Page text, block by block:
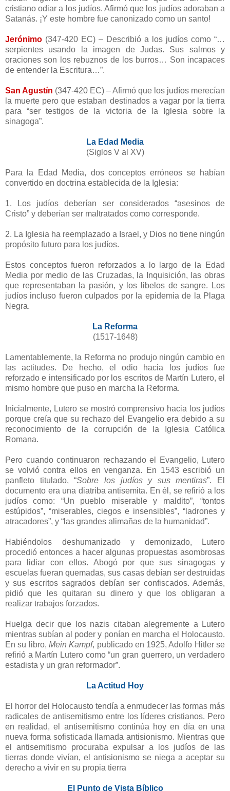
cristiano odiar a los judíos. Afirmó que los judíos adoraban a
Satanás. ¡Y este hombre fue canonizado como un santo!
Jerónimo (347-420 EC) – Describió a los judíos como “…
serpientes usando la imagen de Judas. Sus salmos y
oraciones son los rebuznos de los burros… Son incapaces
de entender la Escritura…”.
San Agustín (347-420 EC) – Afirmó que los judíos merecían
la muerte pero que estaban destinados a vagar por la tierra
para “ser testigos de la victoria de la Iglesia sobre la
sinagoga”.
La Edad Media
(Siglos V al XV)
Para la Edad Media, dos conceptos erróneos se habían
convertido en doctrina establecida de la Iglesia:
1. Los judíos deberían ser considerados “asesinos de
Cristo” y deberían ser maltratados como corresponde.
2. La Iglesia ha reemplazado a Israel, y Dios no tiene ningún
propósito futuro para los judíos.
Estos conceptos fueron reforzados a lo largo de la Edad
Media por medio de las Cruzadas, la Inquisición, las obras
que representaban la pasión, y los libelos de sangre. Los
judíos incluso fueron culpados por la epidemia de la Plaga
Negra.
La Reforma
(1517-1648)
Lamentablemente, la Reforma no produjo ningún cambio en
las actitudes. De hecho, el odio hacia los judíos fue
reforzado e intensificado por los escritos de Martín Lutero, el
mismo hombre que puso en marcha la Reforma.
Inicialmente, Lutero se mostró comprensivo hacia los judíos
porque creía que su rechazo del Evangelio era debido a su
reconocimiento de la corrupción de la Iglesia Católica
Romana.
Pero cuando continuaron rechazando el Evangelio, Lutero
se volvió contra ellos en venganza. En 1543 escribió un
panfleto titulado, “Sobre los judíos y sus mentiras”. El
documento era una diatriba antisemita. En él, se refirió a los
judíos como: “Un pueblo miserable y maldito”, “tontos
estúpidos”, “miserables, ciegos e insensibles”, “ladrones y
atracadores”, y “las grandes alimañas de la humanidad”.
Habiéndolos deshumanizado y demonizado, Lutero
procedió entonces a hacer algunas propuestas asombrosas
para lidiar con ellos. Abogó por que sus sinagogas y
escuelas fueran quemadas, sus casas debían ser destruidas
y sus escritos sagrados debían ser confiscados. Además,
pidió que les quitaran su dinero y que los obligaran a
realizar trabajos forzados.
Huelga decir que los nazis citaban alegremente a Lutero
mientras subían al poder y ponían en marcha el Holocausto.
En su libro, Mein Kampf, publicado en 1925, Adolfo Hitler se
refirió a Martín Lutero como “un gran guerrero, un verdadero
estadista y un gran reformador”.
La Actitud Hoy
El horror del Holocausto tendía a enmudecer las formas más
radicales de antisemitismo entre los líderes cristianos. Pero
en realidad, el antisemitismo continúa hoy en día en una
nueva forma sofisticada llamada antisionismo. Mientras que
el antisemitismo procuraba expulsar a los judíos de las
tierras donde vivían, el antisionismo se niega a aceptar su
derecho a vivir en su propia tierra
El Punto de Vista Bíblico